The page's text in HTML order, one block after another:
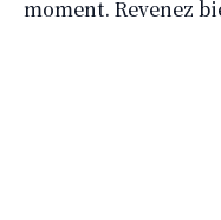
moment. Revenez